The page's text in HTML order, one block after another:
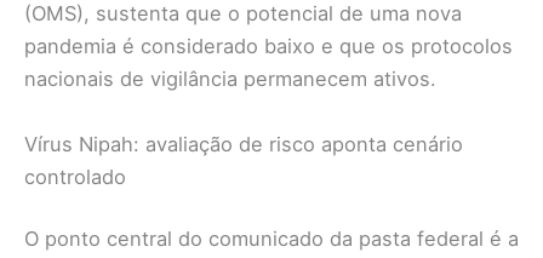
(OMS), sustenta que o potencial de uma nova
pandemia é considerado baixo e que os protocolos
nacionais de vigilância permanecem ativos.
Vírus Nipah: avaliação de risco aponta cenário
controlado
O ponto central do comunicado da pasta federal é a